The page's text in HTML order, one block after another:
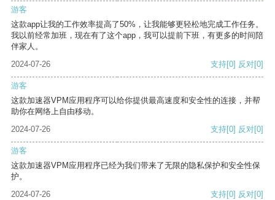
游客
这款app让我的工作效率提高了50%，让我能够更轻松地完成工作任务。
我以前经常加班，现在有了这个app，我可以提前下班，有更多的时间陪
伴家人。
2024-07-26
支持[0] 反对[0]
游客
这款加速器VPM应用程序可以给你提供最高速度和安全性的连接，并帮
助你在网络上自由移动。
2024-07-26
支持[0] 反对[0]
游客
这款加速器VPM应用程序已经为我们带来了无限的隐私保护和安全性保
护。
2024-07-26
支持[0] 反对[0]